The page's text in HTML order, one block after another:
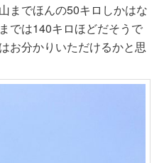
までほんの50キロしかはな
では140キロほどだそうで
お分かりいただけるかと思